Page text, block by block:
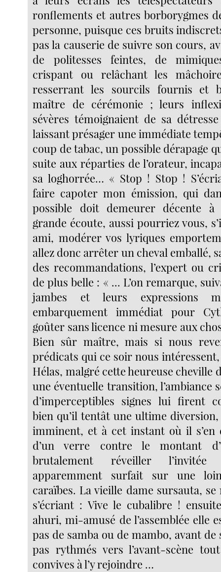
ronflements et autres borborygmes de
personne, puisque ces bruits
pas la causerie de suivre son cours,
de politesses feintes, de
crispant ou relâchant les
resserrant les sourcils fournis et
maître de cérémonie ; leurs
sévères témoignaient de sa
laissant présager une immédiate
coup de tabac, un possible dérapage
suite aux réparties de l’orateur,
sa loghorrée… « Stop ! Stop !
faire capoter mon émission, qui
possible doit demeurer décente
grande écoute, aussi pourriez vous,
ami, modérer vos lyriques
allez donc arrêter un cheval emballé,
des recommandations, l’expert ou
de plus belle : « ... L’on remarque,
jambes et leurs expressions
embarquement immédiat pour
goûter sans licence ni mesure aux
Bien sûr maître, mais si nous
prédicats qui ce soir nous
Hélas, malgré cette heureuse cheville
une éventuelle transition, l’ambiance
d’imperceptibles signes lui firent
bien qu’il tentât une ultime
imminent, et à cet instant où il s’en
d’un verre contre le montant
brutalement réveiller
apparemment surfait sur une
caraïbes. La vieille dame sursauta,
s’écriant : Vive le cubalibre !
ahuri, mi-amusé de l’assemblée elle
pas de samba ou de mambo, avant de
pas rythmés vers l’avant-scène
convives à l’y rejoindre …